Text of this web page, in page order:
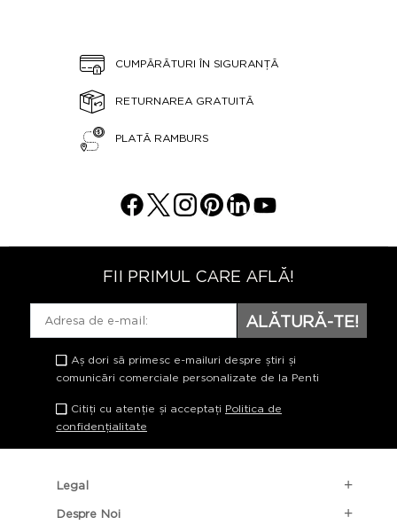
CUMPĂRĂTURI ÎN SIGURANȚĂ
RETURNAREA GRATUITĂ
PLATĂ RAMBURS
FII PRIMUL CARE AFLĂ!
ALĂTURĂ-TE!
Aș dori să primesc e-mailuri despre știri și
comunicări comerciale personalizate de la Penti
Citiți cu atenție și acceptați Politica de
confidențialitate
Legal
Despre Noi